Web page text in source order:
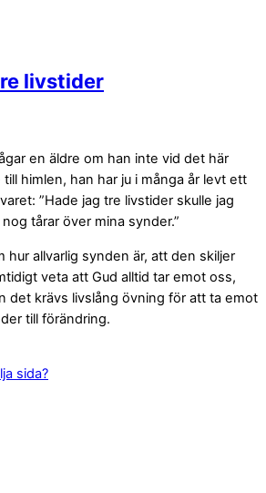
livstider
en äldre om han inte vid det här
himlen, han har ju i många år levt ett
”Hade jag tre livstider skulle jag
tårar över mina synder.”
hur allvarlig synden är, att den skiljer
veta att Gud alltid tar emot oss,
det krävs livslång övning för att ta emot
till förändring.
sida?